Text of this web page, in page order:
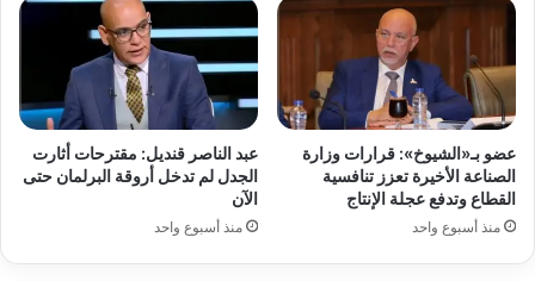
عضو بـ«الشيوخ»: قرارات وزارة
الصناعة الأخيرة تعزز تنافسية
القطاع وتدفع عجلة الإنتاج
منذ أسبوع واحد
عبد الناصر قنديل: مقترحات أثارت
الجدل لم تدخل أروقة البرلمان حتى
الآن
منذ أسبوع واحد